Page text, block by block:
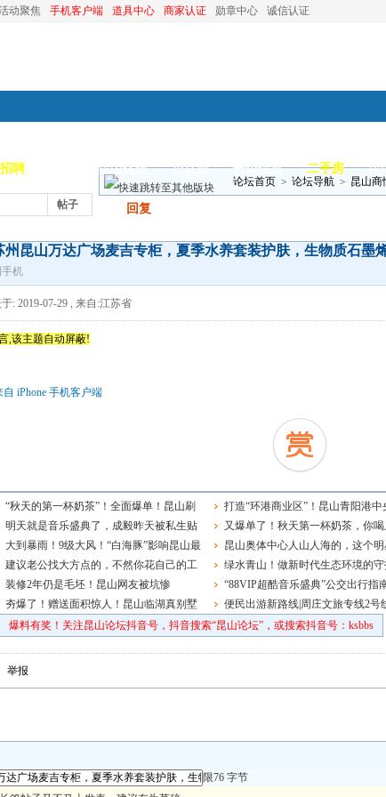
动聚焦 手机客户端 道具中心 商家认证 勋章中心 诚信认证
招聘 昆山优选 小红娘 分类信息 二手房 昆
帖子
论坛首页 > 论坛导航 > 昆山商
回复
州昆山万达广场麦吉专柜，夏季水养套装护肤，生物质石墨
机
: 2019-07-29 , 来自:江苏省
,该主题自动屏蔽!
自 iPhone 手机客户端
“秋天的第一杯奶茶”！全面爆单！昆山刷
了
明天就是音乐盛典了，成毅昨天被私生贴
了，大家一定要理智追星啊！
大到暴雨！9级大风！“白海豚”影响昆山最
时段在……
建议老公找大方点的，不然你花自己的工
，人家都肉疼
装修2年仍是毛坯！昆山网友被坑惨
夯爆了！赠送面积惊人！昆山临湖真别墅
场
打造“环港商业区”！昆山青阳港中
区启动区最新控规发布
又爆单了！秋天第一杯奶茶，你喝
吗？昆山奥体中心人山人海的，这个
多粉丝的吗！
绿水青山！做新时代生态环境的
“88VIP超酷音乐盛典”公交出行指
啦！便民出游新路线|周庄文旅专线2号
上线！
爆料有奖！关注昆山论坛抖音号，抖音搜索“昆山论坛”，或搜索抖音号：ksbbs
举报
限76 字节